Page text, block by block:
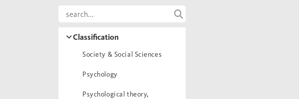
Classification
Society & Social Sciences
Psychology
Psychological theory,